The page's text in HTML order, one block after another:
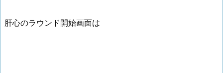
肝心のラウンド開始画面は